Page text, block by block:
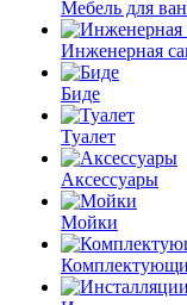
Мебель для
Инженерная
Биде
Туалет
Аксессуары
Мойки